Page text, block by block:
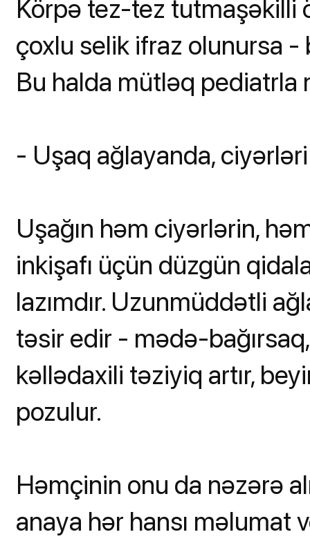
Körpə tez-tez tutmaşəkilli
çoxlu selik ifraz olunursa -
Bu halda mütləq pediatrla
- Uşaq ağlayanda,
Uşağın həm ciyərlərin,
inkişafı üçün düzgün
lazımdır. Uzunmüddətli
təsir edir - mədə-
kəllədaxili təziyiq artır,
pozulur.
Həmçinin onu da nəzərə
anaya hər hansı